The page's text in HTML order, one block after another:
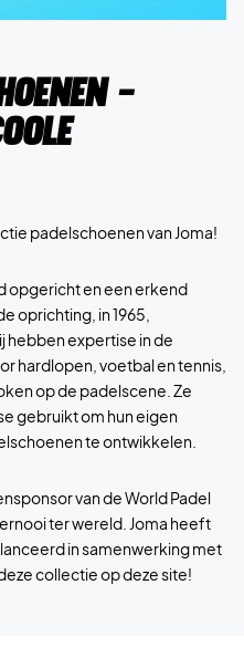
-
padelschoenen van Joma!
opgericht en een erkend
oprichting, in 1965,
hebben expertise in de
hardlopen, voetbal en tennis,
op de padelscene. Ze
gebruikt om hun eigen
te ontwikkelen.
van de World Padel
ter wereld. Joma heeft
in samenwerking met
collectie op deze site!